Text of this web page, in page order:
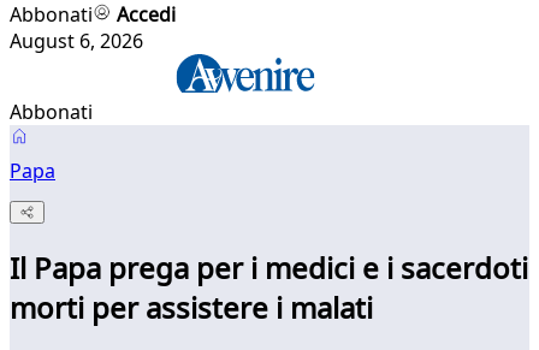
Abbonati
Accedi
August 6, 2026
Abbonati
Papa
Il Papa prega per i medici e i sacerdoti
morti per assistere i malati